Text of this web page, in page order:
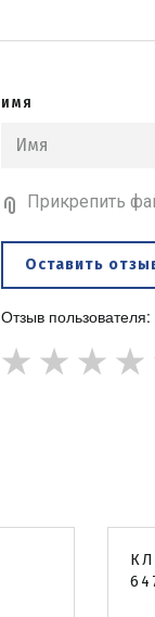
ИМЯ
Прикрепить
Оставить
Отзыв
★ ★ ★ ★